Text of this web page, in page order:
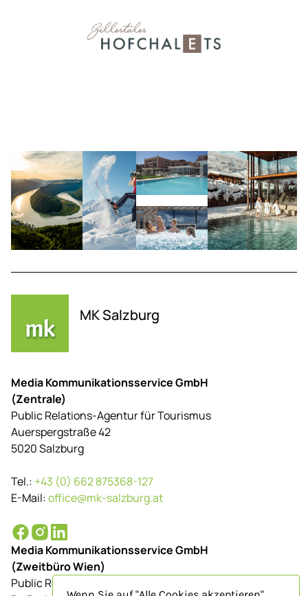
MK Salzburg
Media Kommunikationsservice GmbH
(Zentrale)
Public Relations-Agentur für Tourismus
Auerspergstraße 42
5020 Salzburg
Tel.: +43 (0) 662 875368-127
E-Mail:office@mk-salzburg.at
Media Kommunikationsservice GmbH
(Zweitbüro Wien)
Public Relations-Agentur für Tourismus